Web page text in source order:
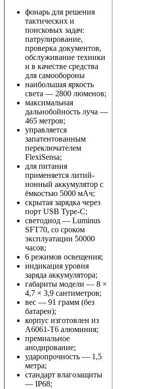
фонарь для решения
тактических и
поисковых задач:
патрулирование,
проверка документов,
обслуживание техники
и в качестве средства
для самообороны
наибольшая яркость
света — 2800 люменов;
максимальная
дальнобойность луча —
465 метров;
управляется
запатентованным
переключателем
FlexiSensa;
для питания
применяется литий-
ионный аккумулятор с
ёмкостью 5000 мАч;
скрытая зарядка через
порт USB Type-C;
светодиод — Luminus
SFT70, со сроком
эксплуатации 50000
часов;
6 режимов освещения;
индикация уровня
заряда аккумулятора;
габариты модели — 8 ×
4,7 × 3,9 сантиметров;
вес — 91 грамм (без
батареи);
корпус изготовлен из
А6061-Т6 алюминия;
премиальное
анодирование;
ударопрочность — 1,5
метра;
стандарт влагозащиты
— IP68;